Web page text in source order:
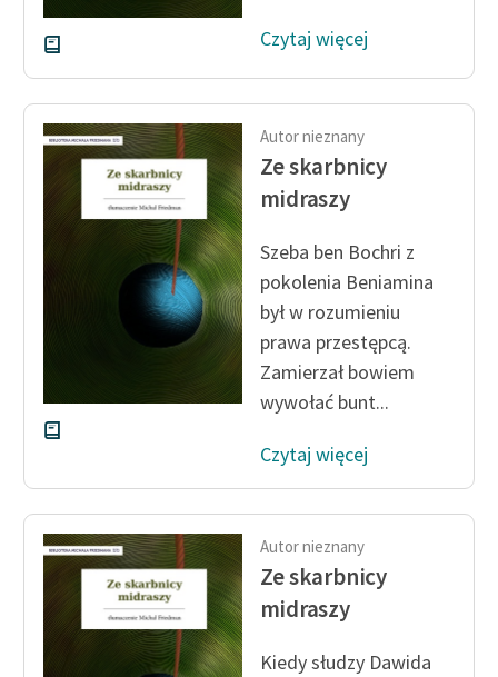
Czytaj więcej
Autor nieznany
Ze skarbnicy
midraszy
Szeba ben Bochri z
pokolenia Beniamina
był w rozumieniu
prawa przestępcą.
Zamierzał bowiem
wywołać bunt...
Czytaj więcej
Autor nieznany
Ze skarbnicy
midraszy
Kiedy słudzy Dawida